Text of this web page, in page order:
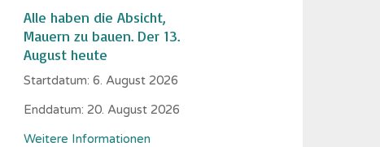
Alle haben die Absicht,
Mauern zu bauen. Der 13.
August heute
Startdatum:6. August 2026
Enddatum: 20. August 2026
Weitere Informationen